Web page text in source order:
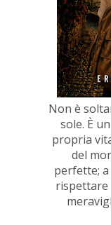
Non è
sole. È
propria
del
perfette;